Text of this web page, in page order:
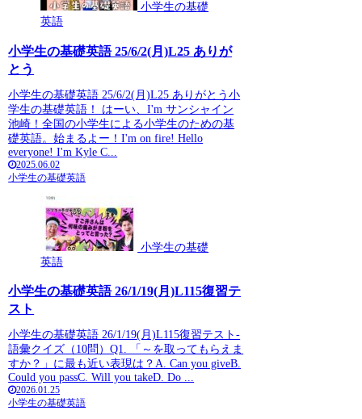
小学生の基礎
英語
小学生の基礎英語 25/6/2(月)L25 ありが
とう
小学生の基礎英語 25/6/2(月)L25 ありがとう小
学生の基礎英語！ はーい、I'm サンシャイン
池崎！全国の小学生による小学生のための基
礎英語。始まるよー！I'm on fire! Hello
everyone! I'm Kyle C...
2025.06.02
小学生の基礎英語
小学生の基礎
英語
小学生の基礎英語 26/1/19(月)L115復習テ
スト
小学生の基礎英語 26/1/19(月)L115復習テスト-
語彙クイズ（10問）Q1. 「～を取ってもらえま
すか？」に最も近い表現は？A. Can you giveB.
Could you passC. Will you takeD. Do ...
2026.01.25
小学生の基礎英語